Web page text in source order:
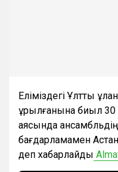
Еліміздегі Ұлттық
құрылғанына биыл
аясында
бағдарламамен
деп хабарлайды